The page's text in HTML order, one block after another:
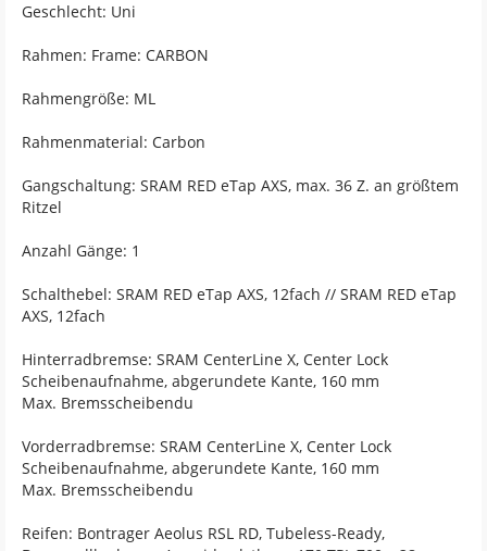
Geschlecht: Uni
Rahmen: Frame: CARBON
Rahmengröße: ML
Rahmenmaterial: Carbon
Gangschaltung: SRAM RED eTap AXS, max. 36 Z. an größtem
Ritzel
Anzahl Gänge: 1
Schalthebel: SRAM RED eTap AXS, 12fach // SRAM RED eTap
AXS, 12fach
Hinterradbremse: SRAM CenterLine X, Center Lock
Scheibenaufnahme, abgerundete Kante, 160 mm
Max. Bremsscheibendu
Vorderradbremse: SRAM CenterLine X, Center Lock
Scheibenaufnahme, abgerundete Kante, 160 mm
Max. Bremsscheibendu
Reifen: Bontrager Aeolus RSL RD, Tubeless-Ready,